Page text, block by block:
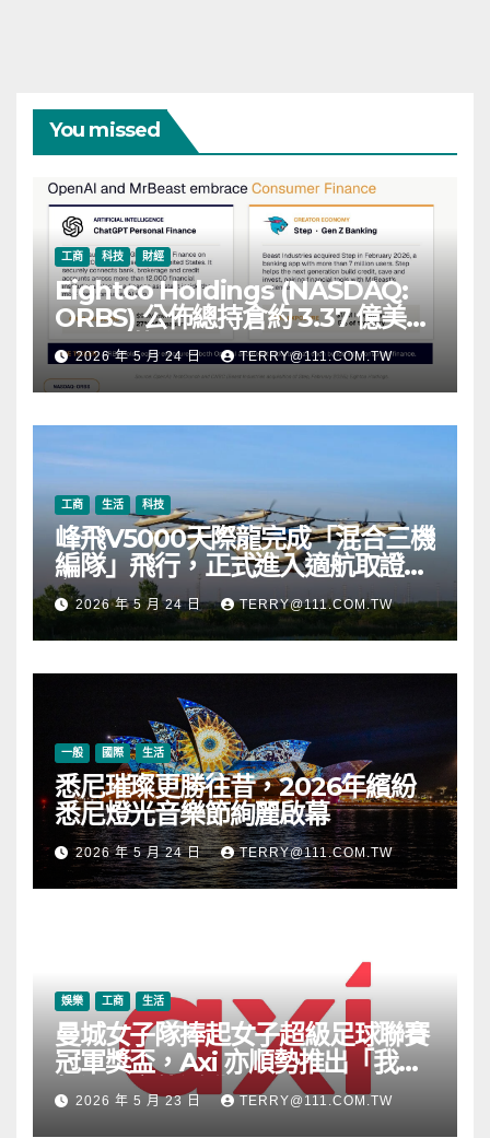
You missed
工商 科技 財經
Eightco Holdings (NASDAQ:
ORBS) 公佈總持倉約 3.37 億美
元，涵蓋 OpenAI、Beast
Industries、超過 11,000 枚以太
幣 (ETH) 及逾 2.83 億枚 WLD 代
幣
2026 年 5 月 24 日 TERRY@111.COM.TW
工商 生活 科技
峰飛V5000天際龍完成「混合三機
編隊」飛行，正式進入適航取證階
段2026 年 5 月 24 日 TERRY@111.COM.TW
一般 國際 生活
悉尼璀璨更勝往昔，2026年繽紛
悉尼燈光音樂節絢麗啟幕
2026 年 5 月 24 日 TERRY@111.COM.TW
娛樂 工商 生活
曼城女子隊捧起女子超級足球聯賽
冠軍獎盃，Axi 亦順勢推出「我的
根源」宣傳活動
2026 年 5 月 23 日 TERRY@111.COM.TW